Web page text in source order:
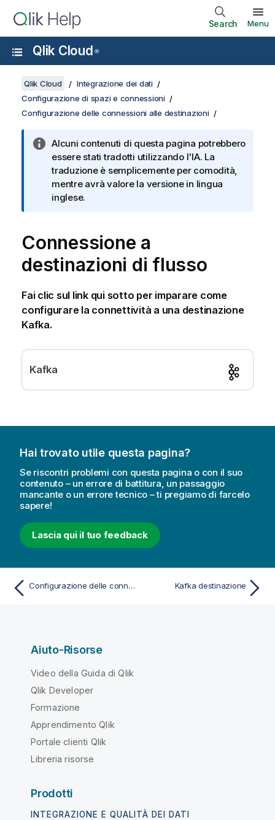
Search Menu
Qlik Cloud ®
Qlik Cloud
Integrazione dei dati
Configurazione di spazi e connessioni
Configurazione delle connessioni alle destinazioni
Alcuni contenuti di questa pagina potrebbero
essere stati tradotti utilizzando l'IA. La
traduzione è semplicemente per comodità,
mentre avrà valore la versione in lingua
inglese.
Connessione a
destinazioni di flusso
Fai clic sul link qui sotto per imparare come
configurare la connettività a una destinazione
Kafka.
Kafka
Hai trovato utile questa pagina?
Se riscontri problemi con questa pagina o con il suo
contenuto – un errore di battitura, un passaggio
mancante o un errore tecnico – ti pregiamo di farcelo
sapere!
Lascia qui il tuo feedback
Configurazione delle connessioni alle destinazioni Kafka destinazione
Aiuto-Risorse
Video della Guida di Qlik
Qlik Developer
Formazione
Apprendimento Qlik
Portale clienti Qlik
Libreria risorse
Prodotti
INTEGRAZIONE E QUALITÀ DEI DATI